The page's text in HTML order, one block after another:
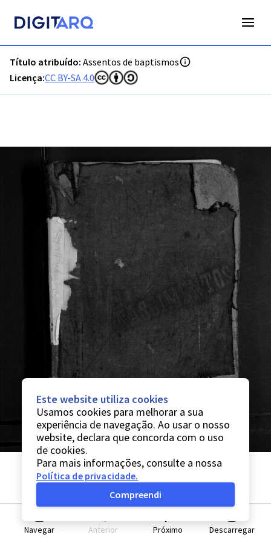
Título atribuído: Assentos de baptismos
Licença:CC BY-SA 4.0
Navegar Anterior Próximo Descarregar
Este website utiliza cookies
Usamos cookies para melhorar a sua
experiência de navegação. Ao usar o nosso
website, declara que concorda com o uso
de cookies.
Para mais informações, consulte a nossa
Política de privacidade.
Compreendi